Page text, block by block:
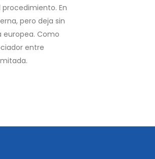
En
pero deja sin
europea. Como
entre